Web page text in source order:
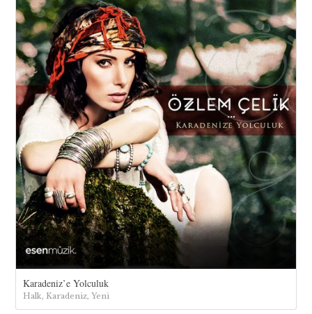
Karadeniz’e Yolculuk
Halk, Karadeniz, Yeni